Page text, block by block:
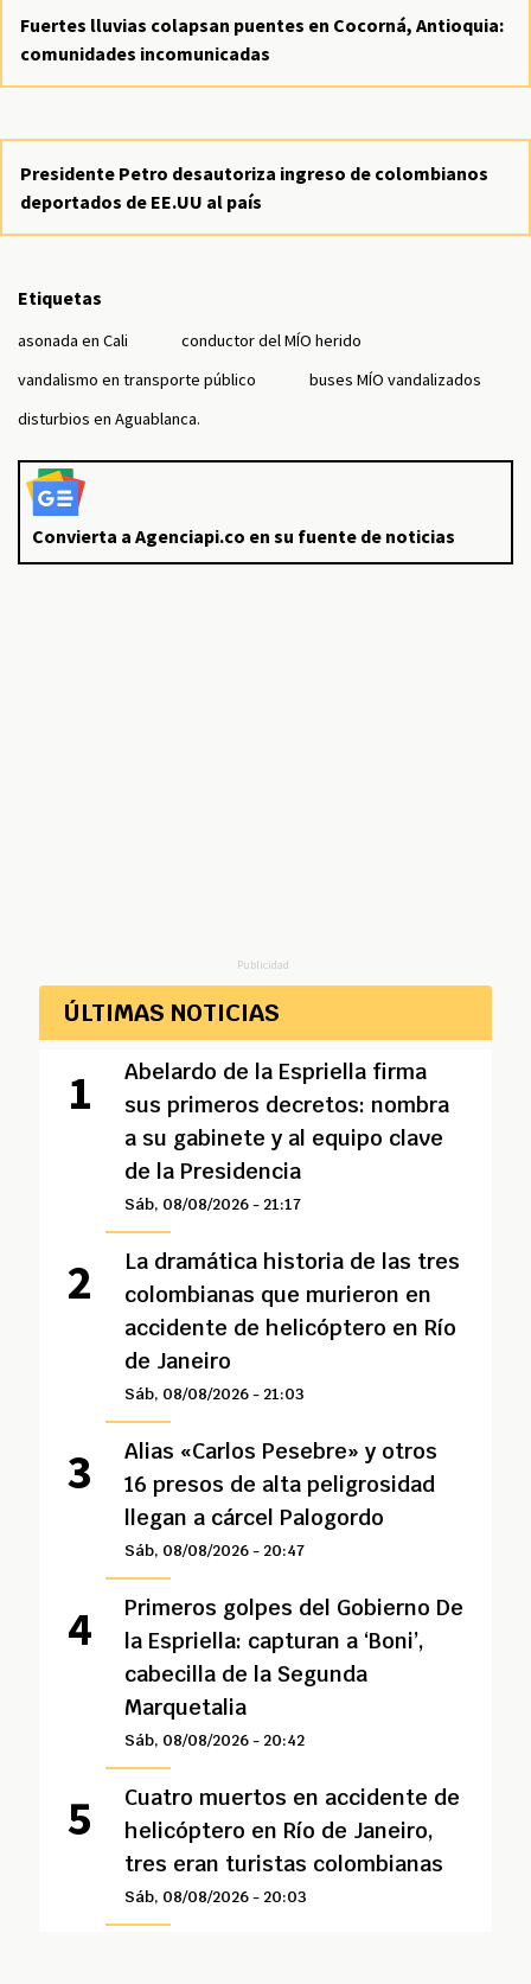
Fuertes lluvias colapsan puentes en Cocorná, Antioquia:
comunidades incomunicadas
Presidente Petro desautoriza ingreso de colombianos
deportados de EE.UU al país
Etiquetas
asonada en Cali
conductor del MÍO herido
vandalismo en transporte público
buses MÍO vandalizados
disturbios en Aguablanca.
Convierta a Agenciapi.co en su fuente de noticias
Publicidad
ÚLTIMAS NOTICIAS
Abelardo de la Espriella firma
sus primeros decretos: nombra
a su gabinete y al equipo clave
de la Presidencia
Sáb, 08/08/2026 - 21:17
La dramática historia de las tres
colombianas que murieron en
accidente de helicóptero en Río
de Janeiro
Sáb, 08/08/2026 - 21:03
Alias «Carlos Pesebre» y otros
16 presos de alta peligrosidad
llegan a cárcel Palogordo
Sáb, 08/08/2026 - 20:47
Primeros golpes del Gobierno De
la Espriella: capturan a ‘Boni’,
cabecilla de la Segunda
Marquetalia
Sáb, 08/08/2026 - 20:42
Cuatro muertos en accidente de
helicóptero en Río de Janeiro,
tres eran turistas colombianas
Sáb, 08/08/2026 - 20:03